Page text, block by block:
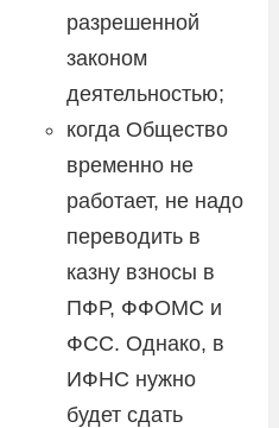
разрешенной
законом
деятельностью;
когда Общество
временно не
работает, не надо
переводить в
казну взносы в
ПФР, ФФОМС и
ФСС. Однако, в
ИФНС нужно
будет сдать